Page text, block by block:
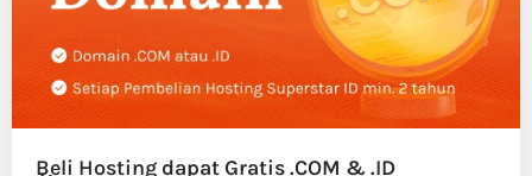
Beli Hosting dapat Gratis .COM & .ID